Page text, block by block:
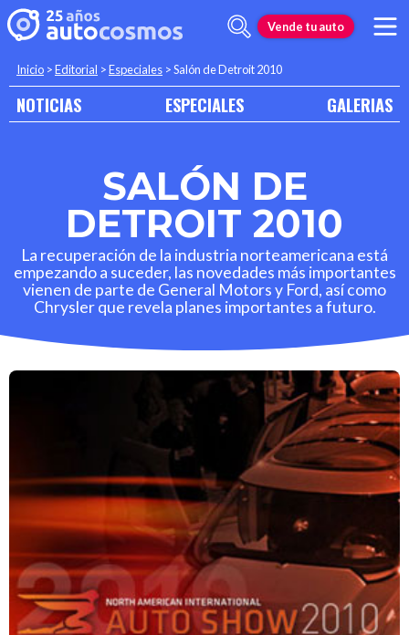
Vende tu auto
Inicio >Editorial >Especiales >Salón de Detroit 2010
NOTICIAS ESPECIALES GALERIAS
SALÓN DE
DETROIT 2010
La recuperación de la industria norteamericana está
empezando a suceder, las novedades más importantes
vienen de parte de General Motors y Ford, así como
Chrysler que revela planes importantes a futuro.